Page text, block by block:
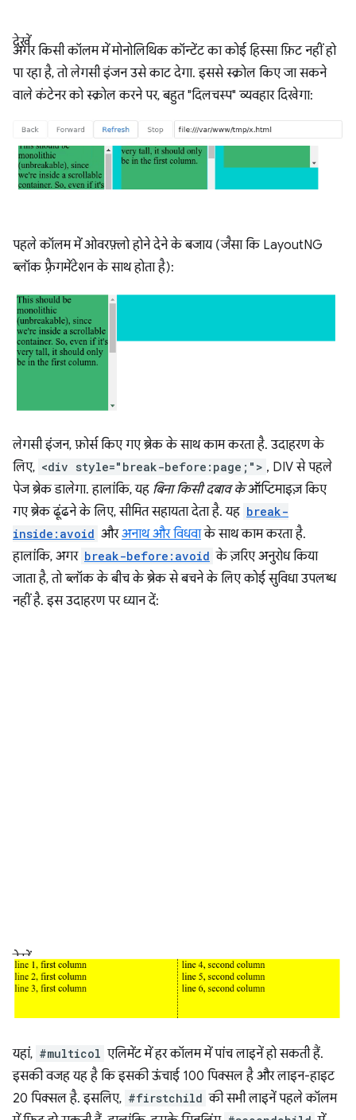
देखें
अगर किसी कॉलम में मोनोलिथिक कॉन्टेंट का कोई हिस्सा फ़िट नहीं हो
पा रहा है, तो लेगसी इंजन उसे काट देगा. इससे स्क्रोल किए जा सकने
वाले कंटेनर को स्क्रोल करने पर, बहुत "दिलचस्प" व्यवहार दिखेगा:
पहले कॉलम में ओवरफ़्लो होने देने के बजाय (जैसा कि LayoutNG
ब्लॉक फ़्रैगमेंटेशन के साथ होता है):
लेगसी इंजन, फ़ोर्स किए गए ब्रेक के साथ काम करता है. उदाहरण के
लिए, <div style="break-before:page;"> , DIV से पहले
पेज ब्रेक डालेगा. हालांकि, यह बिना किसी दबाव केऑप्टिमाइज़ किए
गए ब्रेक ढूंढने के लिए, सीमित सहायता देता है. यह break-
inside:avoid औरअनाथ और विधवाके साथ काम करता है.
हालांकि, अगर break-before:avoid के ज़रिए अनुरोध किया
जाता है, तो ब्लॉक के बीच के ब्रेक से बचने के लिए कोई सुविधा उपलब्ध
नहीं है. इस उदाहरण पर ध्यान दें:
देखें
यहां, #multicol एलिमेंट में हर कॉलम में पांच लाइनें हो सकती हैं.
इसकी वजह यह है कि इसकी ऊंचाई 100 पिक्सल है और लाइन-हाइट
20 पिक्सल है. इसलिए, #firstchild की सभी लाइनें पहले कॉलम